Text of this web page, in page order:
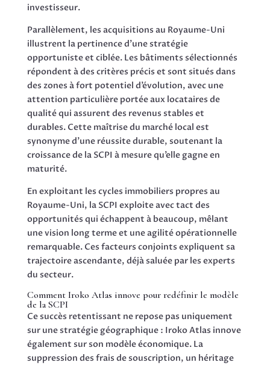
investisseur.
Parallèlement, les acquisitions au Royaume-Uni
illustrent la pertinence d’une stratégie
opportuniste et ciblée. Les bâtiments sélectionnés
répondent à des critères précis et sont situés dans
des zones à fort potentiel d’évolution, avec une
attention particulière portée aux locataires de
qualité qui assurent des revenus stables et
durables. Cette maîtrise du marché local est
synonyme d’une réussite durable, soutenant la
croissance de la SCPI à mesure qu’elle gagne en
maturité.
En exploitant les cycles immobiliers propres au
Royaume-Uni, la SCPI exploite avec tact des
opportunités qui échappent à beaucoup, mêlant
une vision long terme et une agilité opérationnelle
remarquable. Ces facteurs conjoints expliquent sa
trajectoire ascendante, déjà saluée par les experts
du secteur.
Comment Iroko Atlas innove pour redéfinir le modèle
de la SCPI
Ce succès retentissant ne repose pas uniquement
sur une stratégie géographique : Iroko Atlas innove
également sur son modèle économique. La
suppression des frais de souscription, un héritage